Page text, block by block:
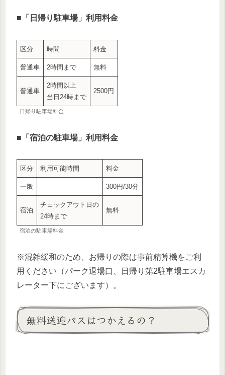
■ 「日帰り駐車場」利用料金
区分 時間 料金
普通車 2時間まで 無料
普通車
2時間以上
当日24時まで
2500円
日帰り駐車場料金
■ 「宿泊の駐車場」利用料金
区分 利用可能時間 料金
一般 300円/30分
宿泊
チェックアウト日の
24時まで
無料
宿泊の駐車場料金
※混雑緩和のため、お帰りの際は事前精算機をご利
用ください（パーク退場口、日帰り第2駐車場エスカ
レーター下にございます）。
無料送迎バスはつかえるの？